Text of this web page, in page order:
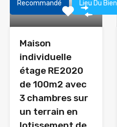
Recommandé Lieu Du Bien
Maison
individuelle
étage RE2020
de 100m2 avec
3 chambres sur
un terrain en